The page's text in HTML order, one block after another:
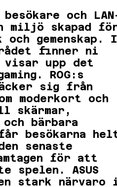
och
miljö skapad
och gemenskap. I
finner ni
visar upp det
ROG:s
sig från
moderkort och
skärmar,
bärbara
besökarna
senaste
för att
spelen. ASUS
en stark närvaro